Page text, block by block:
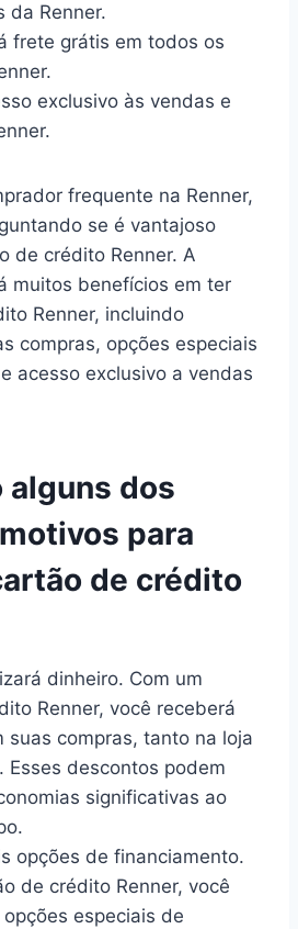
da Renner.
frete grátis em todos os
exclusivo às vendas e
frequente na Renner,
se é vantajoso
de crédito Renner. A
muitos benefícios em ter
Renner, incluindo
compras, opções especiais
acesso exclusivo a vendas
alguns dos
para
de crédito
dinheiro. Com um
Renner, você receberá
suas compras, tanto na loja
Esses descontos podem
significativas ao
opções de financiamento.
de crédito Renner, você
especiais de